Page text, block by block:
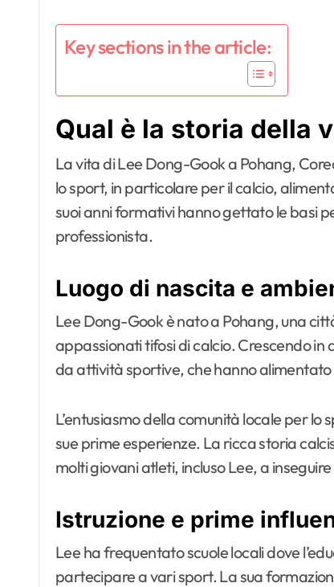
Key sections in the article:
Qual è la storia della
La vita di Lee Dong-Gook a Pohang,
lo sport, in particolare per il calcio,
suoi anni formativi hanno gettato le basi
professionista.
Luogo di nascita e
Lee Dong-Gook è nato a Pohang, una
appassionati tifosi di calcio. Crescendo
da attività sportive, che hanno alimentato
L’entusiasmo della comunità locale per
sue prime esperienze. La ricca storia
molti giovani atleti, incluso Lee, a
Istruzione e prime
Lee ha frequentato scuole locali dove
partecipare a vari sport. La sua